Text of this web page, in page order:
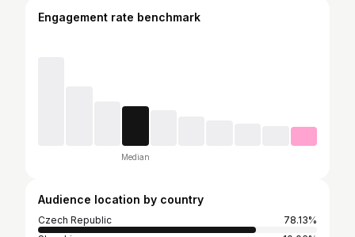
Engagement rate benchmark
Median
Audience location by country
Czech Republic
78.13%